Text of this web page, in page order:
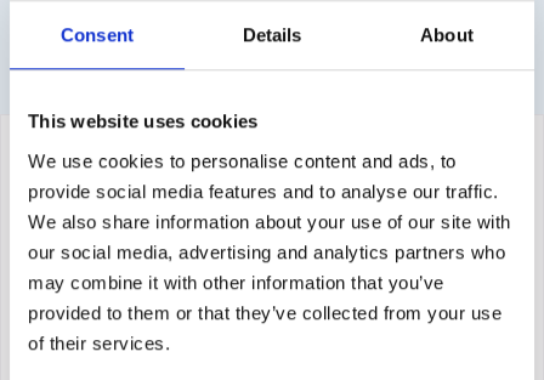
Consent Details About
This website uses cookies
We use cookies to personalise content and ads, to
provide social media features and to analyse our traffic.
We also share information about your use of our site with
our social media, advertising and analytics partners who
may combine it with other information that you’ve
provided to them or that they’ve collected from your use
of their services.